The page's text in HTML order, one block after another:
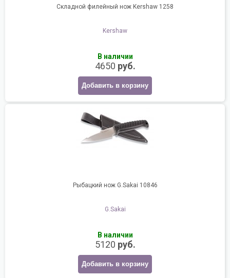
Складной филейный нож Kershaw 1258
Kershaw
В наличии
4650 руб.
Добавить в корзину
Рыбацкий нож G.Sakai 10846
G.Sakai
В наличии
5120 руб.
Добавить в корзину